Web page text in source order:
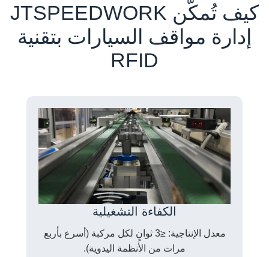
كيف تُمكّن JTSPEEDWORK
إدارة مواقف السيارات بتقنية
RFID
الكفاءة التشغيلية
معدل الإنتاجية: ≤3 ثوانٍ لكل مركبة (أسرع بأربع
مرات من الأنظمة اليدوية).